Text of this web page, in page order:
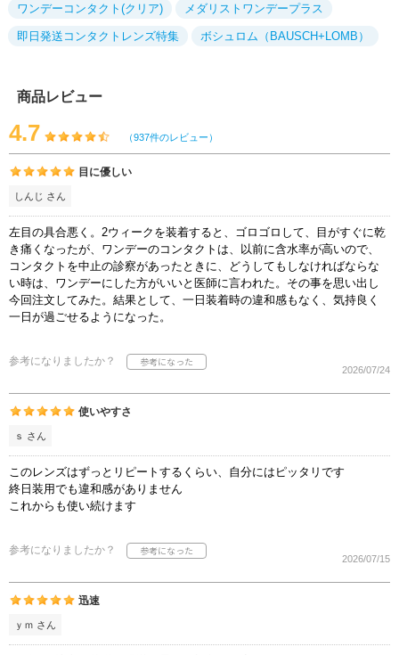
ワンデーコンタクト(クリア) メダリストワンデープラス
即日発送コンタクトレンズ特集 ボシュロム（BAUSCH+LOMB）
商品レビュー
4.7 （937件のレビュー）
目に優しい
しんじ さん
左目の具合悪く。2ウィークを装着すると、ゴロゴロして、目がすぐに乾
き痛くなったが、ワンデーのコンタクトは、以前に含水率が高いので、
コンタクトを中止の診察があったときに、どうしてもしなければならな
い時は、ワンデーにした方がいいと医師に言われた。その事を思い出し
今回注文してみた。結果として、一日装着時の違和感もなく、気持良く
一日が過ごせるようになった。
参考になりましたか？
2026/07/24
使いやすさ
ｓ さん
このレンズはずっとリピートするくらい、自分にはピッタリです
終日装用でも違和感がありません
これからも使い続けます
参考になりましたか？
2026/07/15
迅速
ｙｍ さん